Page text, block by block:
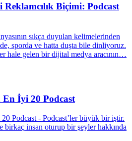
Biçimi: Podcast
sıkça duyulan kelimelerinden
sporda ve hatta duşta bile dinliyoruz.
hale gelen bir dijital medya aracının…
İyi 20 Podcast
Podcast - Podcast’ler büyük bir iştir.
birkaç insan oturup bir şeyler hakkında